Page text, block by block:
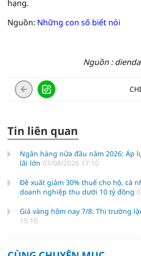
hạng.
Nguồn: Những con số biết nói
Nguồn :
Tin liên quan
Ngân hàng nửa đầu năm 2026: Áp
lãi lớn 07/08/2026 17:10
Đề xuất giảm 30% thuế cho hộ, cá
doanh nghiệp thu dưới 10 tỷ đồng
Giá vàng hôm nay 7/8: Thị trường
15:10